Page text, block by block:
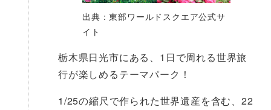
出典：東部ワールドスクエア公式サ
イト
栃木県日光市にある、1日で周れる世界旅
行が楽しめるテーマパーク！
1/25の縮尺で作られた世界遺産を含む、22